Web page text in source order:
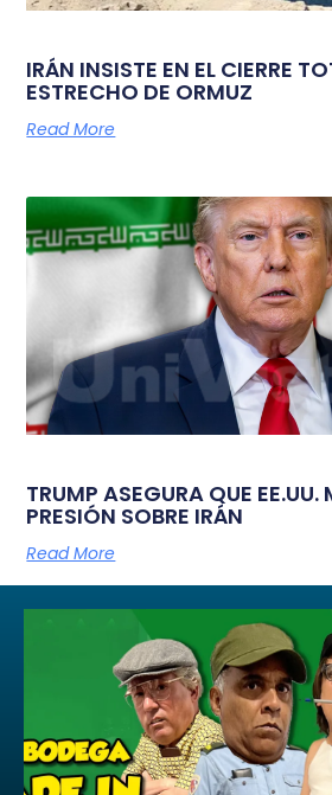
IRÁN INSISTE EN EL CIERRE
ESTRECHO DE ORMUZ
Read More
TRUMP ASEGURA QUE EE.UU.
PRESIÓN SOBRE IRÁN
Read More